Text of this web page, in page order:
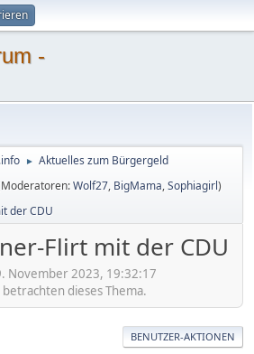
-
► Aktuelles zum Bürgergeld
Wolf27, BigMama,Sophiagirl)
der CDU
Flirt mit der CDU
November 2023, 19:32:17
dieses Thema.
BENUTZER-AKTIONEN